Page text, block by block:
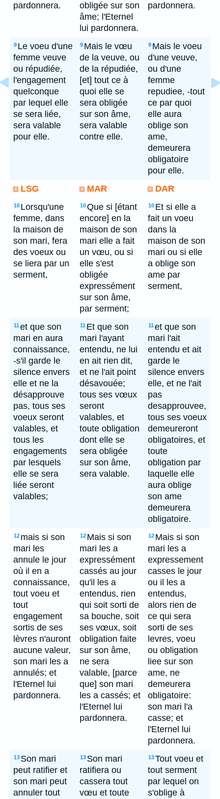
pardonnera.
obligée sur son
âme; l'Eternel
lui pardonnera.
pardonnera.
9 Le voeu d'une
femme veuve
ou répudiée,
l'engagement
quelconque
par lequel elle
se sera liée,
sera valable
pour elle.
9 Mais le vœu
de la veuve, ou
de la répudiée,
[et] tout ce à
quoi elle se
sera obligée
sur son âme,
sera valable
contre elle.
9 Mais le voeu
d'une veuve,
ou d'une
femme
repudiee, -tout
ce par quoi
elle aura
oblige son
ame,
demeurera
obligatoire
pour elle.
LSG
MAR DAR
10 Lorsqu'une
femme, dans
la maison de
son mari, fera
des voeux ou
se liera par un
serment,
10Que si [étant
encore] en la
maison de son
mari elle a fait
un vœu, ou si
elle s'est
obligée
expressément
sur son âme,
par serment;
10 Et si elle a
fait un voeu
dans la
maison de son
mari ou si elle
a oblige son
ame par
serment,
11et que son
mari en aura
connaissance,
-s'il garde le
silence envers
elle et ne la
désapprouve
pas, tous ses
voeux seront
valables, et
tous les
engagements
par lesquels
elle se sera
liée seront
valables;
11 Et que son
mari l'ayant
entendu, ne lui
en ait rien dit,
et ne l'ait point
désavouée;
tous ses vœux
seront
valables, et
toute obligation
dont elle se
sera obligée
sur son âme,
sera valable.
11et que son
mari l'ait
entendu et ait
garde le
silence envers
elle, et ne l'ait
pas
desapprouvee,
tous ses voeux
demeureront
obligatoires, et
toute
obligation par
laquelle elle
aura oblige
son ame
demeurera
obligatoire.
12 mais si son
mari les
annule le jour
où il en a
connaissance,
tout voeu et
tout
engagement
sortis de ses
lèvres n'auront
aucune valeur,
son mari les a
annulés; et
l'Eternel lui
pardonnera.
12 Mais si son
mari les a
expressément
cassés au jour
qu'il les a
entendus, rien
qui soit sorti de
sa bouche, soit
ses vœux, soit
obligation faite
sur son âme,
ne sera
valable, [parce
que] son mari
les a cassés; et
l'Eternel lui
pardonnera.
12 Mais si son
mari les a
expressement
casses le jour
ou il les a
entendus,
alors rien de
ce qui sera
sorti de ses
levres, voeu
ou obligation
liee sur son
ame, ne
demeurera
obligatoire:
son mari l'a
casse; et
l'Eternel lui
pardonnera.
13 Son mari
peut ratifier et
son mari peut
annuler tout
13 Son mari
ratifiera ou
cassera tout
vœu et toute
13Tout voeu et
tout serment
par lequel on
s'oblige à